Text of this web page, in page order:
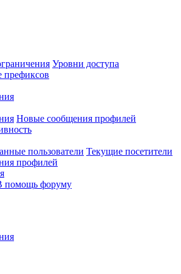
Уровни доступа
префиксов
Новые сообщения профилей
пользователи Текущие посетители
профилей
помощь форуму